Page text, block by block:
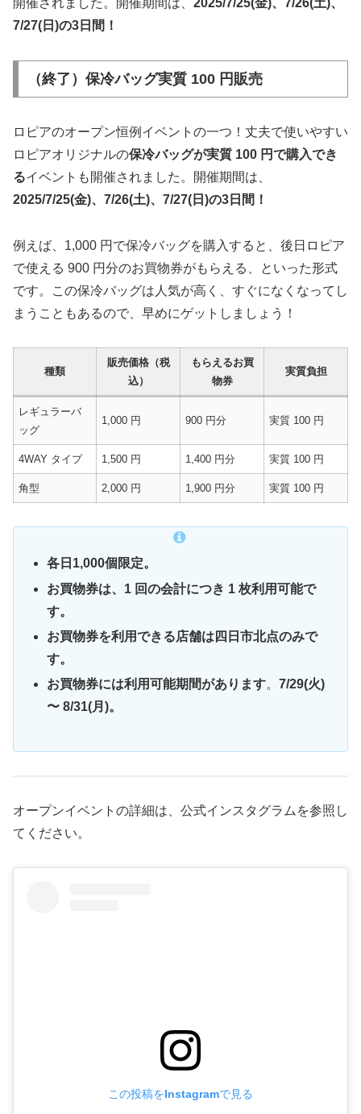
開催されました。開催期間は、 2025/7/25(金)、7/26(土)、
7/27(日)の3日間！
（終了）保冷バッグ実質 100 円販売
ロピアのオープン恒例イベントの一つ！丈夫で使いやすい
ロピアオリジナルの保冷バッグが実質 100 円で購入でき
るイベントも開催されました。開催期間は、
2025/7/25(金)、7/26(土)、7/27(日)の3日間！
例えば、1,000 円で保冷バッグを購入すると、後日ロピア
で使える 900 円分のお買物券がもらえる、といった形式
です。この保冷バッグは人気が高く、すぐになくなってし
まうこともあるので、早めにゲットしましょう！
種類
販売価格（税
込）
もらえるお買
物券
実質負担
レギュラーバ
ッグ
1,000 円 900 円分 実質 100 円
4WAY タイプ 1,500 円 1,400 円分 実質 100 円
角型 2,000 円 1,900 円分 実質 100 円
各日1,000個限定。
お買物券は、1 回の会計につき 1 枚利用可能で
す。
お買物券を利用できる店舗は四日市北点のみで
す。
お買物券には利用可能期間があります。7/29(火)
〜 8/31(月)。
オープンイベントの詳細は、公式インスタグラムを参照し
てください。
この投稿をInstagramで見る